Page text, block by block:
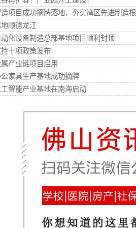
项目成功摘牌落地，夯实湾区先进制造
顺德龙江
化设备制造总部基地项目顺利封顶
十项政策发布
产业链项目启用
家具生产基地成功摘牌
智能产业基地在南海启动